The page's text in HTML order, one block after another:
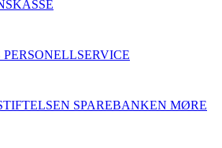
PERSONELLSERVICE
SPAREBANKEN MØRE